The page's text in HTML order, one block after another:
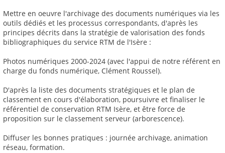
Mettre en oeuvre l'archivage des documents numériques via les
outils dédiés et les processus correspondants, d'après les
principes décrits dans la stratégie de valorisation des fonds
bibliographiques du service RTM de l'Isère :
Photos numériques 2000-2024 (avec l'appui de notre référent en
charge du fonds numérique, Clément Roussel).
D'après la liste des documents stratégiques et le plan de
classement en cours d'élaboration, poursuivre et finaliser le
référentiel de conservation RTM Isère, et être force de
proposition sur le classement serveur (arborescence).
Diffuser les bonnes pratiques : journée archivage, animation
réseau, formation.